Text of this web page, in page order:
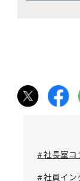
# 社長室コ
# 社員イン